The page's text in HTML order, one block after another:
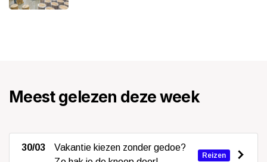
Meest gelezen deze week
30/03
Vakantie kiezen zonder gedoe?
Reizen